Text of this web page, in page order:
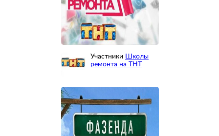
Участники Школы
ремонта на ТНТ